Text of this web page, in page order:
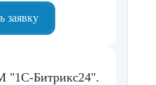
Оставить заявку
"1С-Битрикс24".